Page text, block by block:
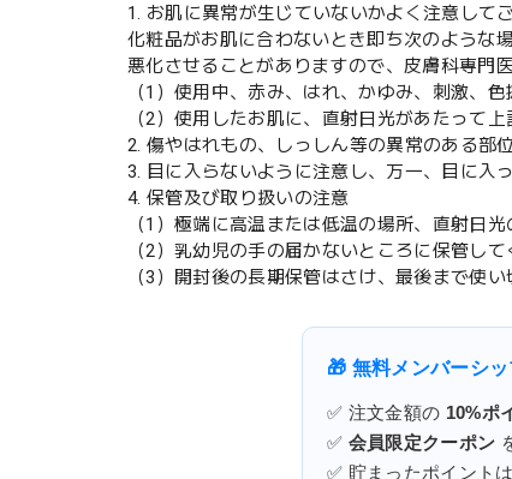
1. お肌に異常が生じていないかよく注意して
化粧品がお肌に合わないとき即ち次のような
悪化させることがありますので、皮膚科専門
（1）使用中、赤み、はれ、かゆみ、刺激、
（2）使用したお肌に、直射日光があたって
2. 傷やはれもの、しっしん等の異常のある部
3. 目に入らないように注意し、万一、目に入
4. 保管及び取り扱いの注意
（1）極端に高温または低温の場所、直射日
（2）乳幼児の手の届かないところに保管して
（3）開封後の長期保管はさけ、最後まで使
🎁 無料メンバーシ
✅ 注文金額の 10%ポ
✅ 会員限定クーポン
✅ 貯まったポイントは